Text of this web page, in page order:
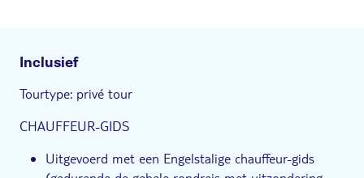
Inclusief
Tourtype: privé tour
CHAUFFEUR-GIDS
Uitgevoerd met een Engelstalige chauffeur-gids